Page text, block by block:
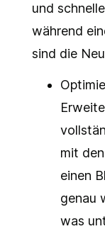
und
während
sind die
mit
einen
genau
was